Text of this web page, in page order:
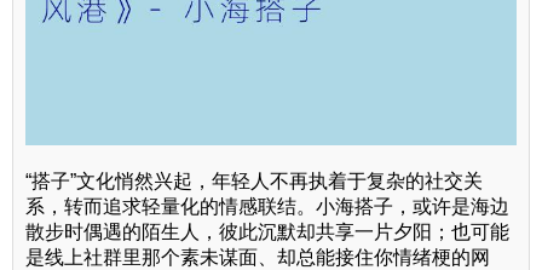
“搭子”文化悄然兴起，年轻人不再执着于复杂的社交关
系，转而追求轻量化的情感联结。小海搭子，或许是海边
散步时偶遇的陌生人，彼此沉默却共享一片夕阳；也可能
是线上社群里那个素未谋面、却总能接住你情绪梗的网